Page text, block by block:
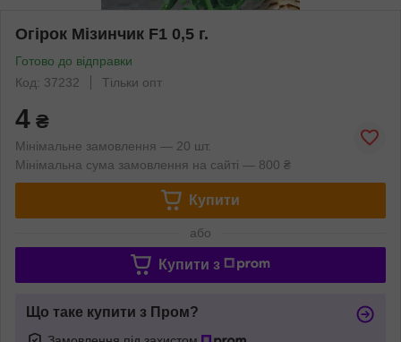
Огірок Мізинчик F1 0,5 г.
Готово до відправки
Код: 37232
Тільки опт
4 ₴
Мінімальне замовлення — 20 шт.
Мінімальна сума замовлення на сайті — 800 ₴
Купити
або
Купити з
Що таке купити з Пром?